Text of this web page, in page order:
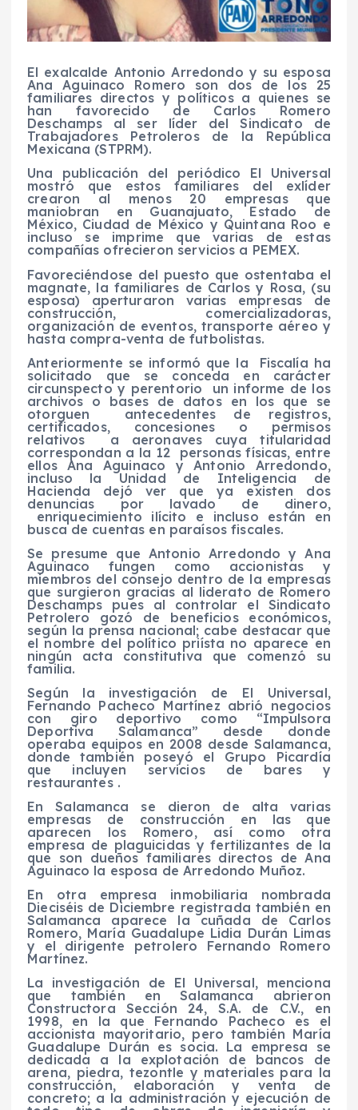
El exalcalde Antonio Arredondo y su esposa
Ana Aguinaco Romero son dos de los 25
familiares directos y políticos a quienes se
han favorecido de Carlos Romero
Deschamps al ser líder del Sindicato de
Trabajadores Petroleros de la República
Mexicana (STPRM).
Una publicación del periódico El Universal
mostró que estos familiares del exlíder
crearon al menos 20 empresas que
maniobran en Guanajuato, Estado de
México, Ciudad de México y Quintana Roo e
incluso se imprime que varias de estas
compañías ofrecieron servicios a PEMEX.
Favoreciéndose del puesto que ostentaba el
magnate, la familiares de Carlos y Rosa, (su
esposa) aperturaron varias empresas de
construcción, comercializadoras,
organización de eventos, transporte aéreo y
hasta compra-venta de futbolistas.
Anteriormente se informó que la Fiscalía ha
solicitado que se conceda en carácter
circunspecto y perentorio un informe de los
archivos o bases de datos en los que se
otorguen antecedentes de registros,
certificados, concesiones o permisos
relativos a aeronaves cuya titularidad
correspondan a la 12 personas físicas, entre
ellos Ana Aguinaco y Antonio Arredondo,
incluso la Unidad de Inteligencia de
Hacienda dejó ver que ya existen dos
denuncias por lavado de dinero,
enriquecimiento ilícito e incluso están en
busca de cuentas en paraísos fiscales.
Se presume que Antonio Arredondo y Ana
Aguinaco fungen como accionistas y
miembros del consejo dentro de la empresas
que surgieron gracias al liderato de Romero
Deschamps pues al controlar el Sindicato
Petrolero gozó de beneficios económicos,
según la prensa nacional; cabe destacar que
el nombre del político priísta no aparece en
ningún acta constitutiva que comenzó su
familia.
Según la investigación de El Universal,
Fernando Pacheco Martínez abrió negocios
con giro deportivo como “Impulsora
Deportiva Salamanca” desde donde
operaba equipos en 2008 desde Salamanca,
donde también poseyó el Grupo Picardía
que incluyen servicios de bares y
restaurantes .
En Salamanca se dieron de alta varias
empresas de construcción en las que
aparecen los Romero, así como otra
empresa de plaguicidas y fertilizantes de la
que son dueños familiares directos de Ana
Aguinaco la esposa de Arredondo Muñoz.
En otra empresa inmobiliaria nombrada
Dieciséis de Diciembre registrada también en
Salamanca aparece la cuñada de Carlos
Romero, María Guadalupe Lidia Durán Limas
y el dirigente petrolero Fernando Romero
Martínez.
La investigación de El Universal, menciona
que también en Salamanca abrieron
Constructora Sección 24, S.A. de C.V., en
1998, en la que Fernando Pacheco es el
accionista mayoritario, pero también María
Guadalupe Durán es socia. La empresa se
dedicada a la explotación de bancos de
arena, piedra, tezontle y materiales para la
construcción, elaboración y venta de
concreto; a la administración y ejecución de